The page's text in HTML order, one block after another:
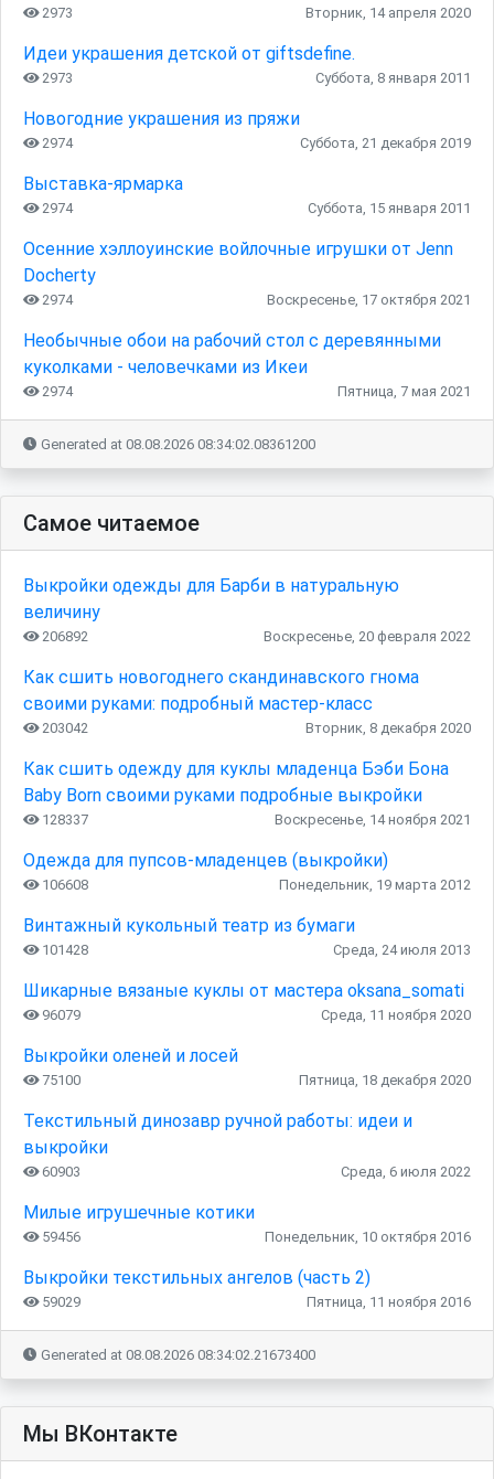
2973 Вторник, 14 апреля 2020
Идеи украшения детской от giftsdefine.
2973 Суббота, 8 января 2011
Новогодние украшения из пряжи
2974 Суббота, 21 декабря 2019
Выставка-ярмарка
2974 Суббота, 15 января 2011
Осенние хэллоуинские войлочные игрушки от Jenn
Docherty
2974 Воскресенье, 17 октября 2021
Необычные обои на рабочий стол с деревянными
куколками - человечками из Икеи
2974 Пятница, 7 мая 2021
Generated at 08.08.2026 08:34:02.08361200
Самое читаемое
Выкройки одежды для Барби в натуральную
величину
206892 Воскресенье, 20 февраля 2022
Как сшить новогоднего скандинавского гнома
своими руками: подробный мастер-класс
203042 Вторник, 8 декабря 2020
Как сшить одежду для куклы младенца Бэби Бона
Baby Born своими руками подробные выкройки
128337 Воскресенье, 14 ноября 2021
Одежда для пупсов-младенцев (выкройки)
106608 Понедельник, 19 марта 2012
Винтажный кукольный театр из бумаги
101428 Среда, 24 июля 2013
Шикарные вязаные куклы от мастера oksana_somati
96079 Среда, 11 ноября 2020
Выкройки оленей и лосей
75100 Пятница, 18 декабря 2020
Текстильный динозавр ручной работы: идеи и
выкройки
60903 Среда, 6 июля 2022
Милые игрушечные котики
59456 Понедельник, 10 октября 2016
Выкройки текстильных ангелов (часть 2)
59029 Пятница, 11 ноября 2016
Generated at 08.08.2026 08:34:02.21673400
Мы ВКонтакте